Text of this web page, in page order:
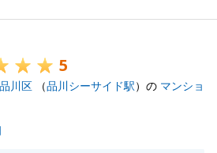
閉じる 5
品川区 （品川シーサイド駅）の マンショ